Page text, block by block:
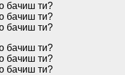
бачиш ти?
бачиш ти?
бачиш ти?
бачиш ти?
бачиш ти?
бачиш ти?